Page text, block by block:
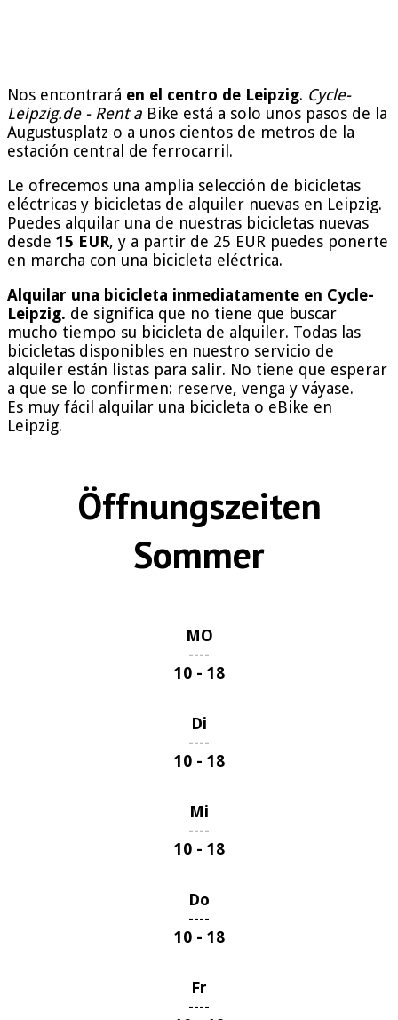
Nos encontrará en el centro de Leipzig. Cycle-
Leipzig.de - Rent a Bike está a solo unos pasos de la
Augustusplatz o a unos cientos de metros de la
estación central de ferrocarril.
Le ofrecemos una amplia selección de bicicletas
eléctricas y bicicletas de alquiler nuevas en Leipzig.
Puedes alquilar una de nuestras bicicletas nuevas
desde 15 EUR, y a partir de 25 EUR puedes ponerte
en marcha con una bicicleta eléctrica.
Alquilar una bicicleta inmediatamente en Cycle-
Leipzig. de significa que no tiene que buscar
mucho tiempo su bicicleta de alquiler. Todas las
bicicletas disponibles en nuestro servicio de
alquiler están listas para salir. No tiene que esperar
a que se lo confirmen: reserve, venga y váyase.
Es muy fácil alquilar una bicicleta o eBike en
Leipzig.
Öffnungszeiten
Sommer
MO
----
10 - 18
Di
----
10 - 18
Mi
----
10 - 18
Do
----
10 - 18
Fr
----